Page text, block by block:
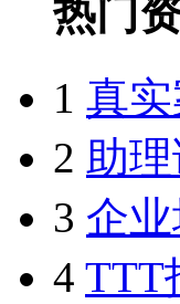
热门
1 真
2 助
3 企
4 TTT